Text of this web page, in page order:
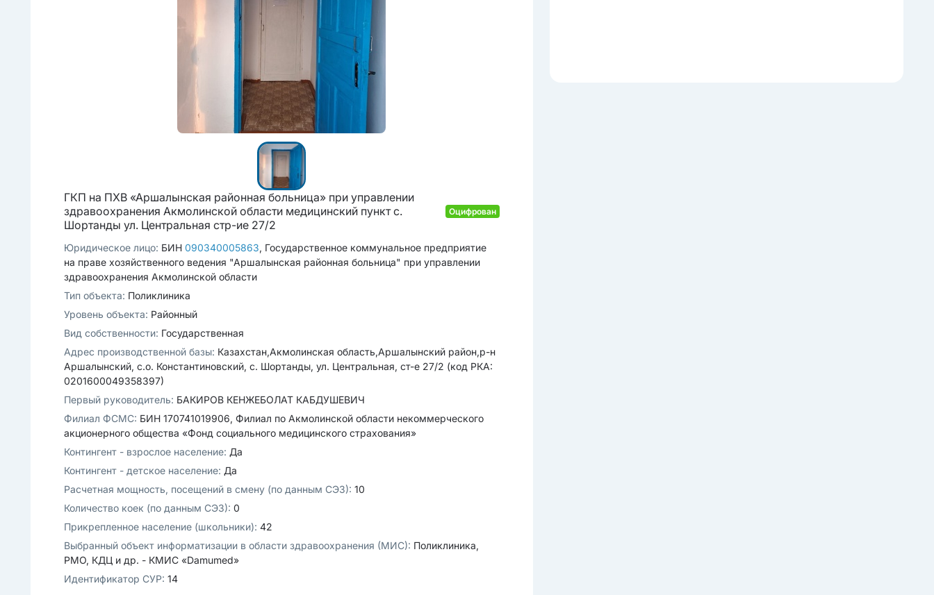
ГКП на ПХВ «Аршалынская районная больница» при управлении
здравоохранения Акмолинской области медицинский пункт с.
Шортанды ул. Центральная стр-ие 27/2
Оцифрован
Юридическое лицо: БИН090340005863, Государственное коммунальное предприятие
на праве хозяйственного ведения "Аршалынская районная больница" при управлении
здравоохранения Акмолинской области
Тип объекта: Поликлиника
Уровень объекта: Районный
Вид собственности: Государственная
Адрес производственной базы: Казахстан,Акмолинская область,Аршалынский район,р-н
Аршалынский, с.о. Константиновский, с. Шортанды, ул. Центральная, ст-е 27/2 (код РКА:
0201600049358397)
Первый руководитель: БАКИРОВ КЕНЖЕБОЛАТ КАБДУШЕВИЧ
Филиал ФСМС: БИН 170741019906, Филиал по Акмолинской области некоммерческого
акционерного общества «Фонд социального медицинского страхования»
Контингент - взрослое население: Да
Контингент - детское население: Да
Расчетная мощность, посещений в смену (по данным СЭЗ):10
Количество коек (по данным СЭЗ):0
Прикрепленное население (школьники):42
Выбранный объект информатизации в области здравоохранения (МИС): Поликлиника,
РМО, КДЦ и др. - КМИС «Damumed»
Идентификатор СУР:14